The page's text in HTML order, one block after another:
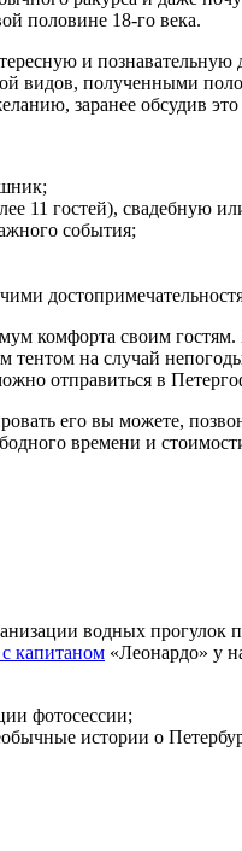
половине 18-го века.
и
видов, полученными
заранее обсудив
11 гостей), свадебную
события;
комфорта своим
на случай
отправиться в
его вы можете,
времени и
водных прогулок
капитаном «Леонардо» у
фотосессии;
истории о